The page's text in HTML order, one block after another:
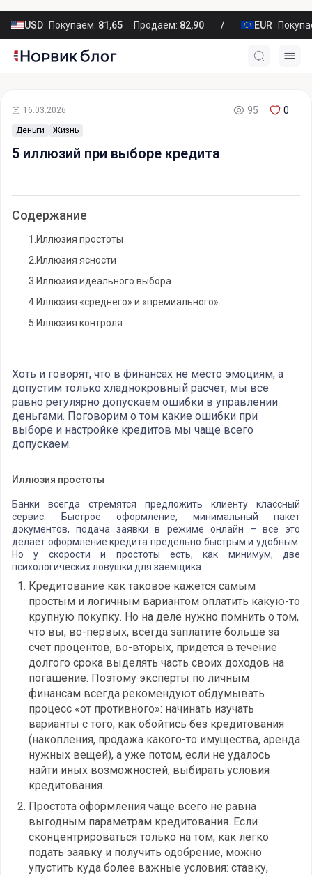
USD Покупаем: 81,65 Продаем: 82,90 EUR
Деньги Жизнь
16.03.2026 95 0
5 иллюзий при выборе кредита
Содержание
1. Иллюзия простоты
2. Иллюзия ясности
3. Иллюзия идеального выбора
4. Иллюзия «среднего» и «премиального»
5. Иллюзия контроля
Хоть и говорят, что в финансах не место эмоциям, а
допустим только хладнокровный расчет, мы все
равно регулярно допускаем ошибки в управлении
деньгами. Поговорим о том какие ошибки при
выборе и настройке кредитов мы чаще всего
допускаем.
Иллюзия простоты
Банки всегда стремятся предложить клиенту классный
сервис. Быстрое оформление, минимальный пакет
документов, подача заявки в режиме онлайн – все это
делает оформление кредита предельно быстрым и удобным.
Но у скорости и простоты есть, как минимум, две
психологических ловушки для заемщика.
Кредитование как таковое кажется самым
простым и логичным вариантом оплатить какую-то
крупную покупку. Но на деле нужно помнить о том,
что вы, во-первых, всегда заплатите больше за
счет процентов, во-вторых, придется в течение
долгого срока выделять часть своих доходов на
погашение. Поэтому эксперты по личным
финансам всегда рекомендуют обдумывать
процесс «от противного»: начинать изучать
варианты с того, как обойтись без кредитования
(накопления, продажа какого-то имущества, аренда
нужных вещей), а уже потом, если не удалось
найти иных возможностей, выбирать условия
кредитования.
Простота оформления чаще всего не равна
выгодным параметрам кредитования. Если
сконцентрироваться только на том, как легко
подать заявку и получить одобрение, можно
упустить куда более важные условия: ставку,